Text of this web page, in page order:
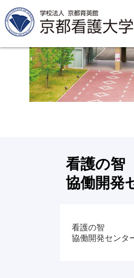
看護の智
協働開発
看護の智
協働開発センタ